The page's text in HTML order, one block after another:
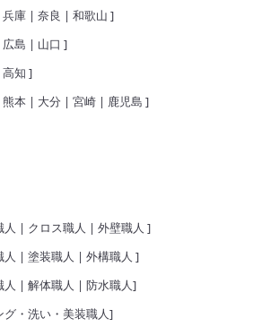
兵庫| 奈良 | 和歌山 ]
広島 | 山口 ]
高知 ]
熊本| 大分 | 宮崎| 鹿児島 ]
人 | クロス職人 | 外壁職人 ]
人 | 塗装職人 | 外構職人 ]
人 | 解体職人 | 防水職人]
・洗い・美装職人]